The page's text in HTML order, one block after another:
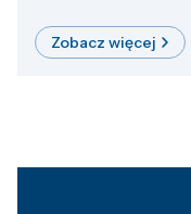
Zobacz więcej